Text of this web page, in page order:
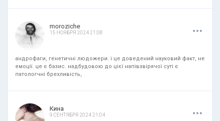
moroziche
15 НОЯБРЯ 2024 21:08 ...
андрофаги, генетичні людожери. і це доведений науковий факт, не
емоції. це є базис. надбудовою до цієї напівзвірячої суті є
патологчні брехливість,
Кина
9 СЕНТЯБРЯ 2024 21:04 ...